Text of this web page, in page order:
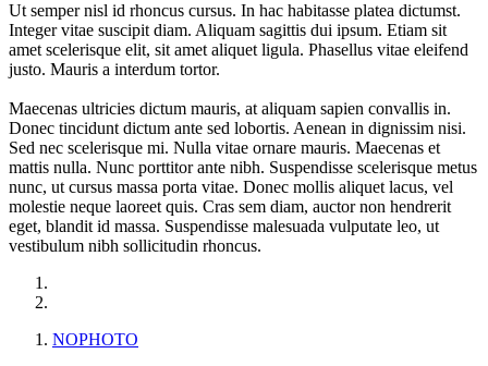
Ut semper nisl id rhoncus cursus. In hac habitasse platea dictumst.
Integer vitae suscipit diam. Aliquam sagittis dui ipsum. Etiam sit
amet scelerisque elit, sit amet aliquet ligula. Phasellus vitae eleifend
justo. Mauris a interdum tortor.
Maecenas ultricies dictum mauris, at aliquam sapien convallis in.
Donec tincidunt dictum ante sed lobortis. Aenean in dignissim nisi.
Sed nec scelerisque mi. Nulla vitae ornare mauris. Maecenas et
mattis nulla. Nunc porttitor ante nibh. Suspendisse scelerisque metus
nunc, ut cursus massa porta vitae. Donec mollis aliquet lacus, vel
molestie neque laoreet quis. Cras sem diam, auctor non hendrerit
eget, blandit id massa. Suspendisse malesuada vulputate leo, ut
vestibulum nibh sollicitudin rhoncus.
NOPHOTO